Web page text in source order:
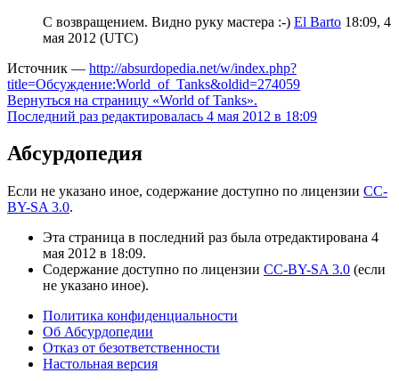
С возвращением. Видно руку мастера :-) El Barto 18:09, 4
мая 2012 (UTC)
Источник — http://absurdopedia.net/w/index.php?
title=Обсуждение:World_of_Tanks&oldid=274059
Вернуться на страницу «World of Tanks».
Последний раз редактировалась 4 мая 2012 в 18:09
Абсурдопедия
Если не указано иное, содержание доступно по лицензии CC-
BY-SA 3.0.
Эта страница в последний раз была отредактирована 4
мая 2012 в 18:09.
Содержание доступно по лицензии CC-BY-SA 3.0 (если
не указано иное).
Политика конфиденциальности
Об Абсурдопедии
Отказ от безответственности
Настольная версия